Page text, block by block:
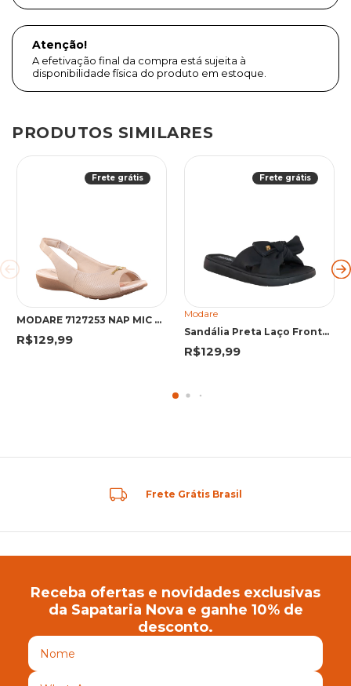
Atenção!
A efetivação final da compra está sujeita à
disponibilidade física do produto em estoque.
PRODUTOS SIMILARES
Frete grátis
MODARE 7127253 NAP MIC BEGE 40 BEG 7127253 BEGE
R$129,99
Frete grátis
Modare
Sandália Preta Laço Frontal | Modare
R$129,99
Frete Grátis Brasil
Receba ofertas e novidades exclusivas
da Sapataria Nova e ganhe 10% de
desconto.